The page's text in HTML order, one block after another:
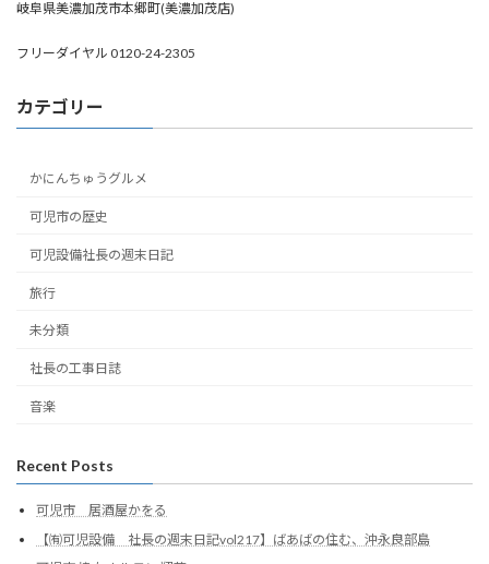
岐阜県美濃加茂市本郷町(美濃加茂店)
フリーダイヤル 0120-24-2305
カテゴリー
かにんちゅうグルメ
可児市の歴史
可児設備社長の週末日記
旅行
未分類
社長の工事日誌
音楽
Recent Posts
可児市 居酒屋かをる
【㈲可児設備 社長の週末日記vol217】ばあばの住む、沖永良部島